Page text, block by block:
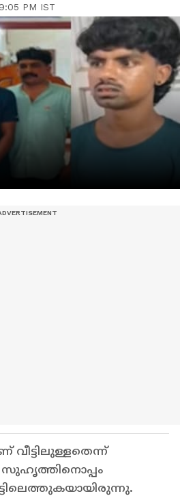
PM IST
വീട്ടിലുള്ളതെന്ന്
സുഹൃത്തിനൊപ്പം